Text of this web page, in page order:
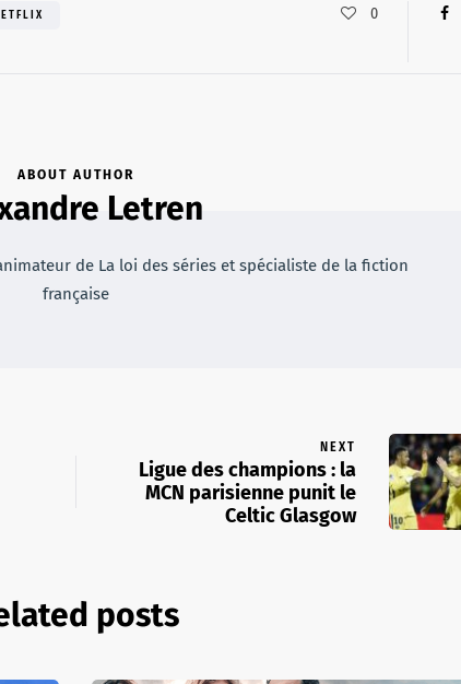
0
ABOUT AUTHOR
Letren
de La loi des séries et spécialiste de la fiction
française
NEXT
Ligue des champions : la
MCN parisienne punit le
Celtic Glasgow
posts